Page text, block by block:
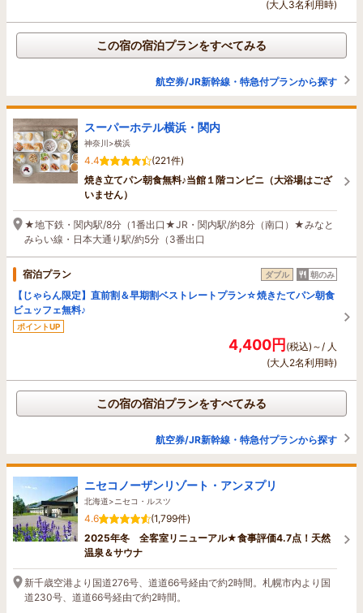
(大人3名利用時)
この宿の宿泊プランをすべてみる
航空券/JR新幹線・特急付プランから探す
スーパーホテル横浜・関内
神奈川>横浜
4.4
(221件)
焼き立てパン朝食無料♪当館１階コンビニ（大浴場はござ
いません）
★地下鉄・関内駅/8分（1番出口★JR・関内駅/約8分（南口）★みなと
みらい線・日本大通り駅/約5分（3番出口
宿泊プラン ダブル 朝のみ
【じゃらん限定】直前割＆早期割ベストレートプラン☆焼きたてパン朝食
ビュッフェ無料♪
ポイントUP
4,400円(税込)～/ 人
(大人2名利用時)
この宿の宿泊プランをすべてみる
航空券/JR新幹線・特急付プランから探す
ニセコノーザンリゾート・アンヌプリ
北海道>ニセコ・ルスツ
4.6
(1,799件)
2025年冬 全客室リニューアル★食事評価4.7点！天然
温泉＆サウナ
新千歳空港より国道276号、道道66号経由で約2時間。札幌市内より国
道230号、道道66号経由で約2時間。